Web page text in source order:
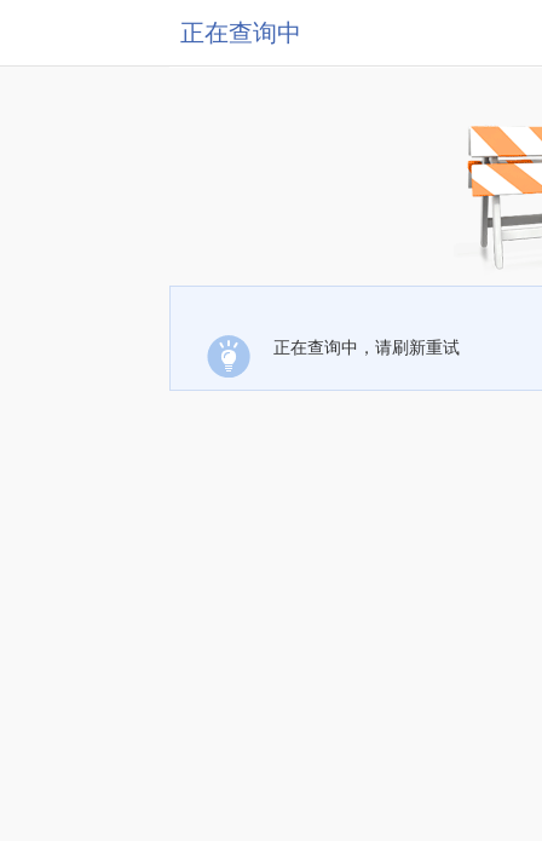
正在查询中
正在查询中，请刷新重试